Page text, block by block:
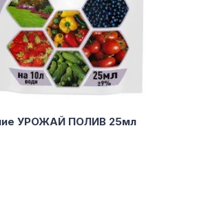
УРОЖАЙ ПОЛИВ 25мл